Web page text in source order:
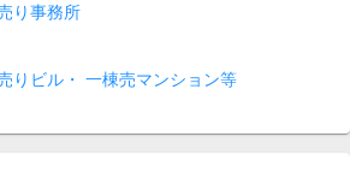
り事務所
りビル・ 一棟売マンション等